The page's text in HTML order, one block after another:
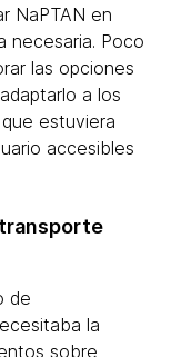
NaPTAN en
necesaria. Poco
las opciones
a los
estuviera
accesibles
de
la
sobre